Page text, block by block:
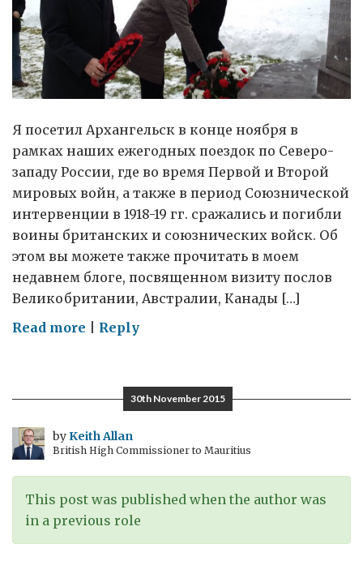
Я посетил Архангельск в конце ноября в
рамках наших ежегодных поездок по Северо-
западу России, где во время Первой и Второй
мировых войн, а также в период Союзнической
интервенции в 1918-19 гг. сражались и погибли
воины британских и союзнических войск. Об
этом вы можете также прочитать в моем
недавнем блоге, посвященном визиту послов
Великобритании, Австралии, Канады […]
Read more on
Архангельске
Reply
30th November 2015
byKeith Allan
British High Commissioner to Mauritius
This post was published when the author was
in a previous role